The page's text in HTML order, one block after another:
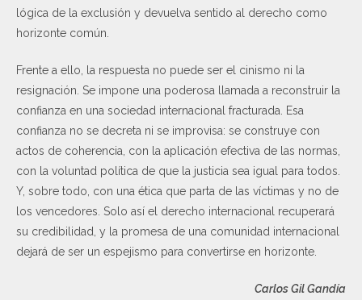
lógica de la exclusión y devuelva sentido al derecho como
horizonte común.
Frente a ello, la respuesta no puede ser el cinismo ni la
resignación. Se impone una poderosa llamada a reconstruir la
confianza en una sociedad internacional fracturada. Esa
confianza no se decreta ni se improvisa: se construye con
actos de coherencia, con la aplicación efectiva de las normas,
con la voluntad política de que la justicia sea igual para todos.
Y, sobre todo, con una ética que parta de las víctimas y no de
los vencedores. Solo así el derecho internacional recuperará
su credibilidad, y la promesa de una comunidad internacional
dejará de ser un espejismo para convertirse en horizonte.
Carlos Gil Gandía